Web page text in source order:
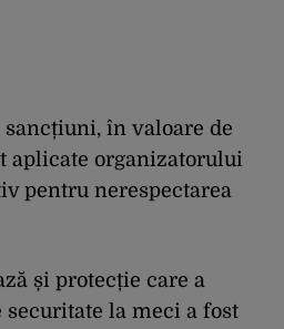
sancțiuni, în valoare de
aplicate organizatorului
pentru nerespectarea
și protecție care a
la meci a fost